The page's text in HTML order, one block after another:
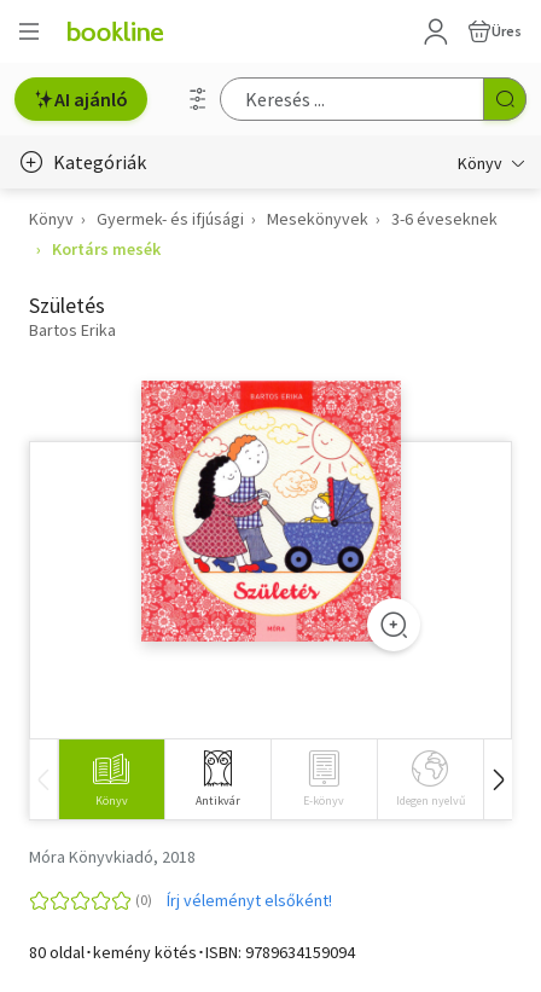
Üres
AI ajánló
Kategóriák Könyv
Életmód, egészség
Gyermek- és ifjúsági
Hobbi, szabadidő
Szótár, nyelvkönyv
Tankönyv, segédkönyv
Természettudomány
Történelem
Könyv Gyermek- és ifjúsági Mesekönyvek
3-6 éveseknek
Kortárs mesék
Születés
Bartos Erika
Könyv Antikvár E-könyv Idegen nyelvű
Móra Könyvkiadó, 2018
Írj véleményt elsőként!
80 oldal･kemény kötés･ISBN: 9789634159094